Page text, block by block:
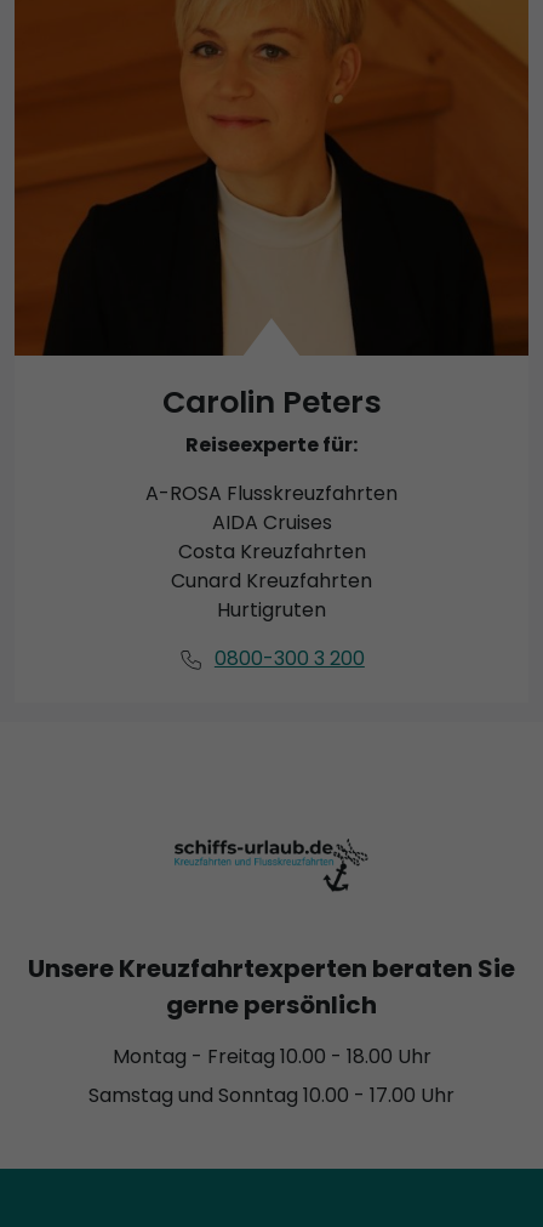
Carolin Peters
Reiseexperte für:
A-ROSA Flusskreuzfahrten
AIDA Cruises
Costa Kreuzfahrten
Cunard Kreuzfahrten
Hurtigruten
0800-300 3 200
Unsere Kreuzfahrtexperten beraten Sie
gerne persönlich
Montag - Freitag 10.00 - 18.00 Uhr
Samstag und Sonntag 10.00 - 17.00 Uhr